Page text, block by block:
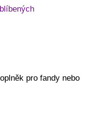
pro fandy nebo